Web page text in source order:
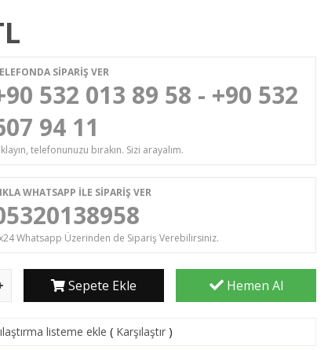
SİPARİŞ VER
532 013 89 58 - +90 532
94 11
telefonunuzu bırakın. Sizi arayalım.
WHATSAPP İLE SİPARİŞ VER
Whatsapp Üzerinden de Sipariş Verebilirsiniz.
Sepete Ekle Hemen Al
listeme ekle ( Karşılaştır )